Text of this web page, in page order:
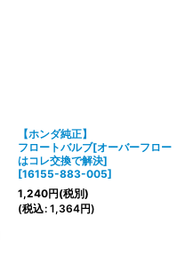
【ホンダ純正】
フロートバルブ[オーバーフロー
はコレ交換で解決]
[16155-883-005]
1,240円(税別)
(税込: 1,364円)